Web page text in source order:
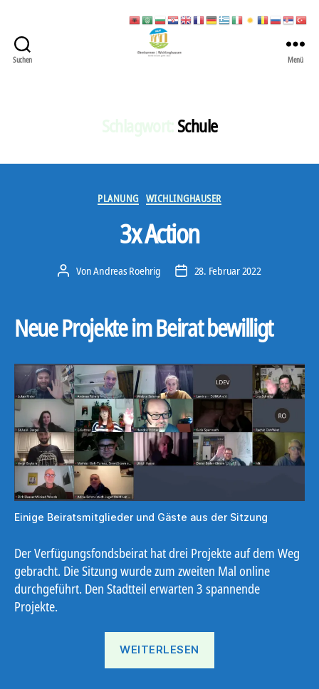
Suchen
Stadt
Menü
Schule
Kategorien
PLANUNG WICHLINGHAUSER
3x Action
Beitragsautor
VonAndreas Roehrig Veröffentlichungsdatum
28. Februar 2022
Neue Projekte im Beirat bewilligt
Einige Beiratsmitglieder und Gäste aus der Sitzung
Der Verfügungsfondsbeirat hat drei Projekte auf dem Weg
gebracht. Die Sitzung wurde zum zweiten Mal online
durchgeführt. Den Stadtteil erwarten 3 spannende
Projekte.
WEITERLESEN